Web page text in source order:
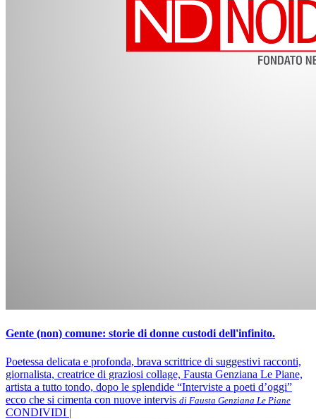
Gente (non) comune: storie di donne custodi dell'infinito.
Poetessa delicata e profonda, brava scrittrice di suggestivi racconti,
giornalista, creatrice di graziosi collage, Fausta Genziana Le Piane,
artista a tutto tondo, dopo le splendide “Interviste a poeti d’oggi”
ecco che si cimenta con nuove intervis di Fausta Genziana Le Piane
CONDIVIDI |